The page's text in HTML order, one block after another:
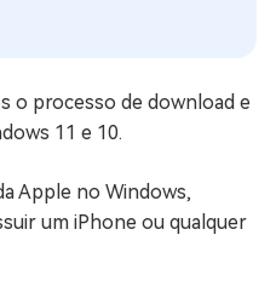
o processo de download e
11 e 10.
Apple no Windows,
um iPhone ou qualquer